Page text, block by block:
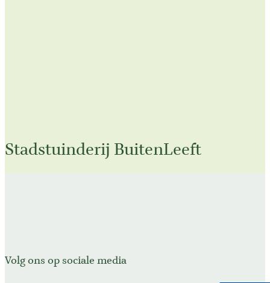
Stadstuinderij BuitenLeeft
Volg ons op sociale media